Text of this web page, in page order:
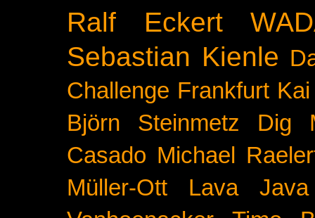
Ralf Eckert
Sebastian Kienle
Challenge Frankfurt
Björn Steinmetz
Dig
Casado Michael
Müller-Ott
Lava Java